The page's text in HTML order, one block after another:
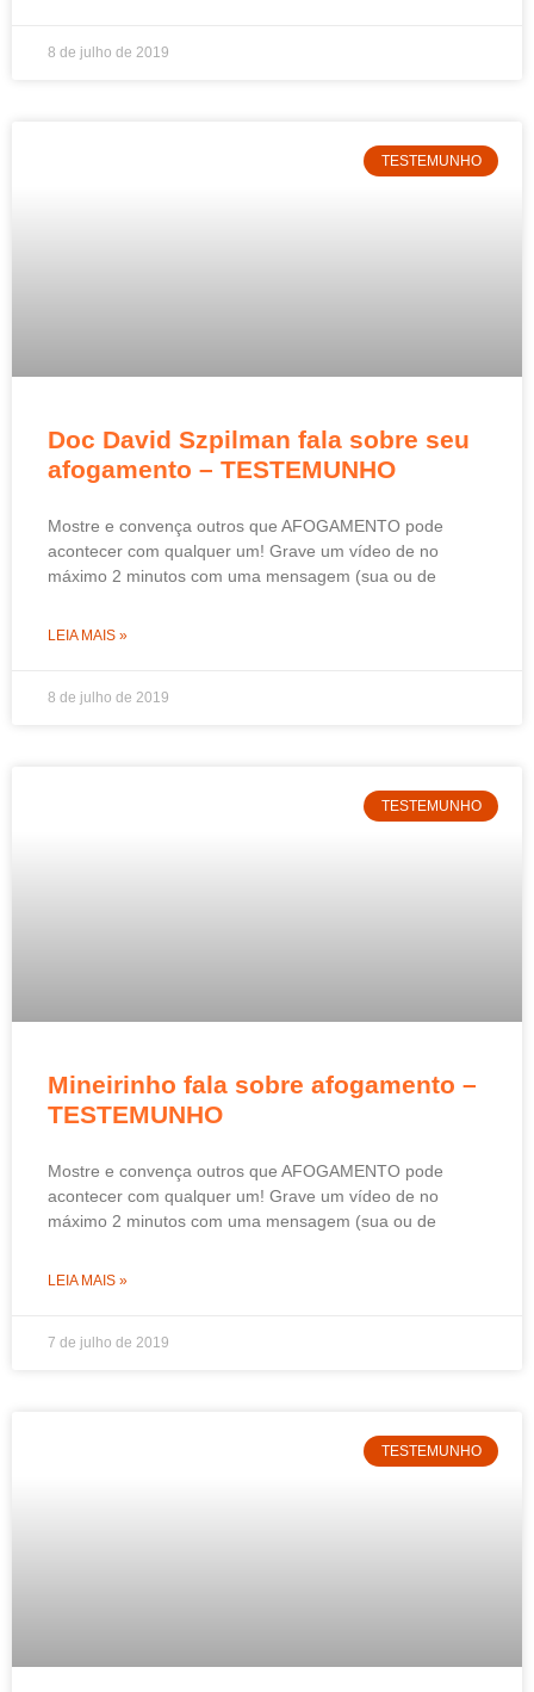
8 de julho de 2019
TESTEMUNHO
Doc David Szpilman fala sobre seu
afogamento – TESTEMUNHO
Mostre e convença outros que AFOGAMENTO pode
acontecer com qualquer um! Grave um vídeo de no
máximo 2 minutos com uma mensagem (sua ou de
LEIA MAIS »
8 de julho de 2019
TESTEMUNHO
Mineirinho fala sobre afogamento –
TESTEMUNHO
Mostre e convença outros que AFOGAMENTO pode
acontecer com qualquer um! Grave um vídeo de no
máximo 2 minutos com uma mensagem (sua ou de
LEIA MAIS »
7 de julho de 2019
TESTEMUNHO